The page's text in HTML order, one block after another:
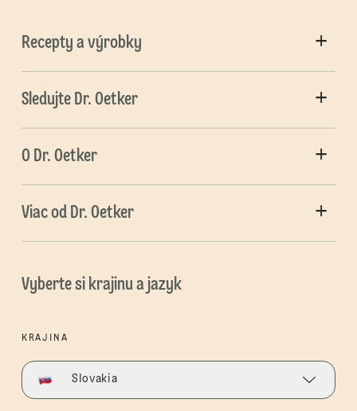
Recepty a výrobky
Sledujte Dr. Oetker
O Dr. Oetker
Viac od Dr. Oetker
Vyberte si krajinu a jazyk
KRAJINA
Slovakia